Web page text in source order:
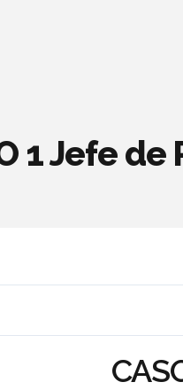
1 Jefe